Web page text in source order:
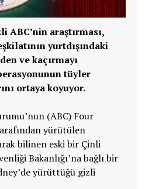
ABC’nin araştırması,
yurtdışındaki
ve kaçırmayı
tüyler
ortaya koyuyor.
(ABC) Four
yürütülen
bilinen eski bir Çinli
Bakanlığı’na bağlı bir
yürüttüğü gizli